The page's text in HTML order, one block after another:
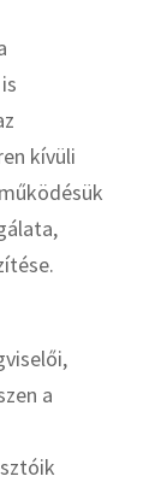
kívüli
a